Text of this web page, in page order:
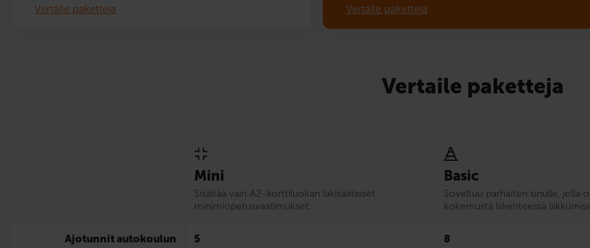
Vertaile paketteja Vertaile paketteja
Vertaile paketteja
Mini
Sisältää vain A2-korttiluokan lakisääteiset
minimiopetusvaatimukset.
Basic
Soveltuu parhaiten sinulle, jolla
kokemusta liikenteessä
Ajotunnit autokoulun
5 8